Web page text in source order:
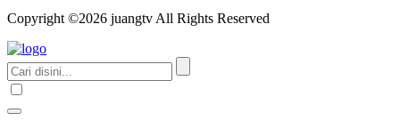
Copyright ©2026 juangtv All Rights Reserved